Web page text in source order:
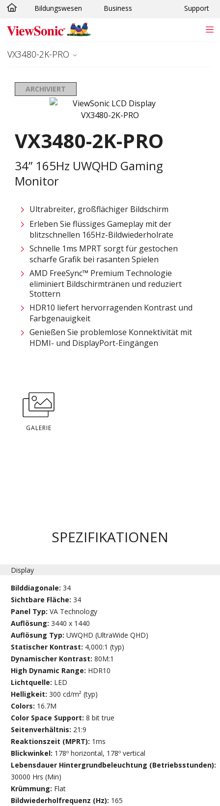
Skip to main content
Bildungswesen Business Support
VX3480-2K-PRO
ARCHIVIERT
VX3480-2K-PRO
34” 165Hz UWQHD Gaming
Monitor
Ultrabreiter, großflächiger Bildschirm
Erleben Sie flüssiges Gameplay mit der
blitzschnellen 165Hz-Bildwiederholrate
Schnelle 1ms MPRT sorgt für gestochen
scharfe Grafik bei rasanten Spielen
AMD FreeSync™ Premium Technologie
eliminiert Bildschirmtränen und reduziert
Stottern
HDR10 liefert hervorragenden Kontrast und
Farbgenauigkeit
Genießen Sie problemlose Konnektivität mit
HDMI- und DisplayPort-Eingängen
GALERIE
SPEZIFIKATIONEN
Display
Bilddiagonale:34
Sichtbare Fläche:34
Panel Typ:VA Technology
Auflösung:3440 x 1440
Auflösung Typ:UWQHD (UltraWide QHD)
Statischer Kontrast: 4,000:1 (typ)
Dynamischer Kontrast:80M:1
High Dynamic Range: HDR10
Lichtquelle: LED
Helligkeit:300 cd/m² (typ)
Colors: 16.7M
Color Space Support:8 bit true
Seitenverhältnis: 21:9
Reaktionszeit (MPRT): 1ms
Blickwinkel: 178º horizontal, 178º vertical
Lebensdauer Hintergrundbeleuchtung (Betriebsstunden):
30000 Hrs (Min)
Krümmung: Flat
Bildwiederholfrequenz (Hz): 165